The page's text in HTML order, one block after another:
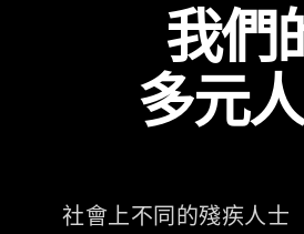
我們
多元
社會上不同的殘疾人士